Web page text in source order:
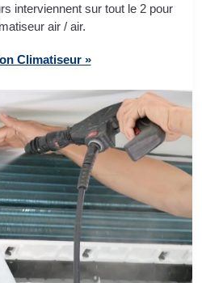
interviennent sur tout le 2 pour
air / air.
Climatiseur »